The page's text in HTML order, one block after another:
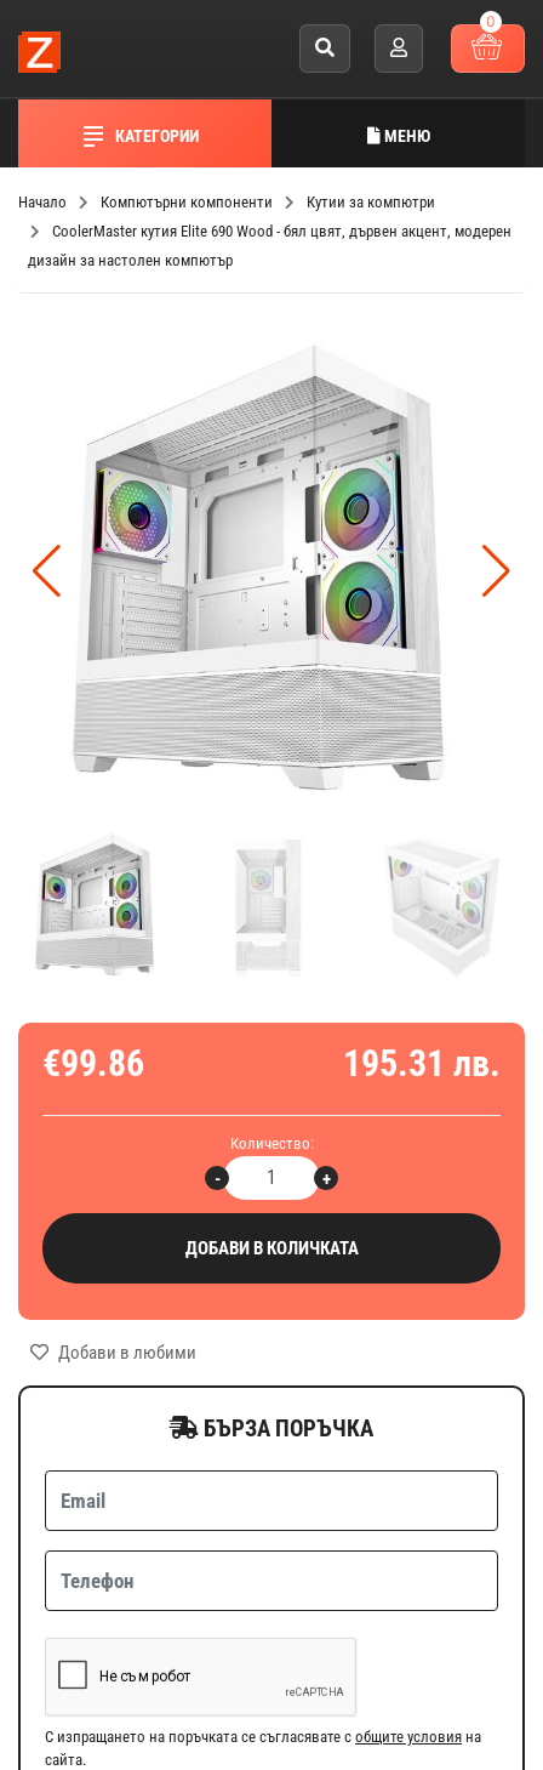
0
КАТЕГОРИИ МЕНЮ
Начало Компютърни компоненти
Кутии за компютри
CoolerMaster кутия Elite 690 Wood - бял цвят, дървен акцент, модерен
дизайн за настолен компютър
€99.86 195.31 лв.
Количество:
+
-
ДОБАВИ В КОЛИЧКАТА
Добави в любими
БЪРЗА ПОРЪЧКА
С изпращането на поръчката се съгласявате с общите условия на
сайта.